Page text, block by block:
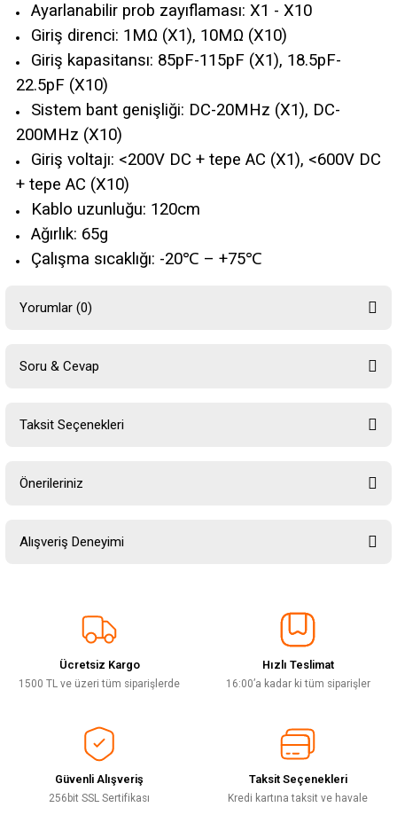
Ayarlanabilir prob zayıflaması: X1 - X10
Giriş direnci: 1MΩ (X1), 10MΩ (X10)
Giriş kapasitansı: 85pF-115pF (X1), 18.5pF-
22.5pF (X10)
Sistem bant genişliği: DC-20MHz (X1), DC-
200MHz (X10)
Giriş voltajı: <200V DC + tepe AC (X1), <600V DC
+ tepe AC (X10)
Kablo uzunluğu: 120cm
Ağırlık: 65g
Çalışma sıcaklığı: -20℃ – +75℃
Yorumlar (0)
Soru & Cevap
Taksit Seçenekleri
Önerileriniz
Bu ürünün fiyat bilgisi, resim, ürün açıklamalarında ve diğer konularda
yetersiz gördüğünüz noktaları öneri formunu kullanarak tarafımıza
Ürün resmi kalitesiz, bozuk veya görüntülenemiyor.
Ürün açıklamasında eksik bilgiler bulunuyor.
Ürün bilgilerinde hatalar bulunuyor.
Bu ürüne benzer farklı alternatifler olmalı.
Alışveriş Deneyimi
Deneyimini Paylaş
Ücretsiz Kargo
1500 TL ve üzeri tüm siparişlerde
Hızlı Teslimat
16:00’a kadar ki tüm siparişler
Güvenli Alışveriş
256bit SSL Sertifikası
Taksit Seçenekleri
Kredi kartına taksit ve havale